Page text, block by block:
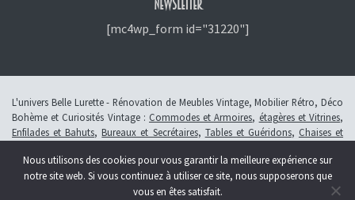
NEWSLETTER
[mc4wp_form id="31220"]
L'univers Belle Lurette - Rénovation de Meubles Vintage, Mobilier Rétro, Déco
Bohème et Curiosités Vintage : Commodes et Armoires, étagères et Vitrines,
Enfilades et Bahuts,Bureaux et Secrétaires, Tables et Guéridons, Chaises et
© 2013 - 2026 L'atelier Belle Lurette - Rénovation de meubles vintage, en
Alsace à Colmar -Révoquer le consentement
Nous utilisons des cookies pour vous garantir la meilleure expérience sur
notre site web. Si vous continuez à utiliser ce site, nous supposerons que
vous en êtes satisfait.